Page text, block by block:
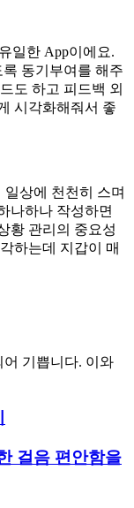
일한 App이에요.
동기부여를 해주
도 하고 피드백 외
시각화해줘서 좋
일상에 천천히 스며
나하나 작성하면
황 관리의 중요성
하는데 지갑이 매
기쁩니다. 이와
걸음 편안함을